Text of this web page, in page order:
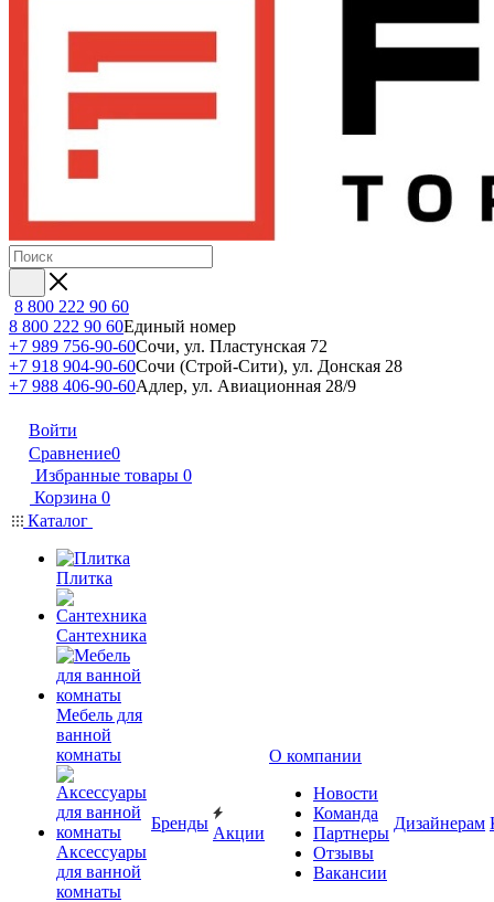
8 800 222 90 60
8 800 222 90 60Единый номер
+7 989 756-90-60Сочи, ул. Пластунская 72
+7 918 904-90-60Сочи (Строй-Сити), ул. Донская 28
+7 988 406-90-60Адлер, ул. Авиационная 28/9
Войти
Сравнение0
Избранные товары 0
Корзина 0
Каталог
Плитка
Сантехника
Мебель для
ванной
комнаты
Аксессуары
для ванной
комнаты
Бренды
Акции
О компании
Новости
Команда
Партнеры
Отзывы
Вакансии
Дизайнерам